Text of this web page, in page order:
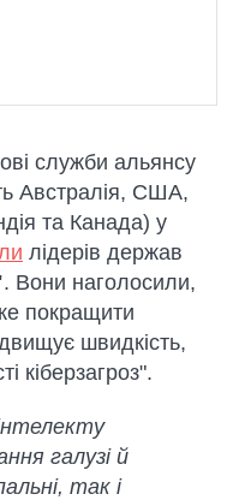
служби альянсу
Австралія, США,
та Канада) у
лідерів держав
. Вони наголосили,
покращити
швидкість,
кіберзагроз".
галузі й
так і